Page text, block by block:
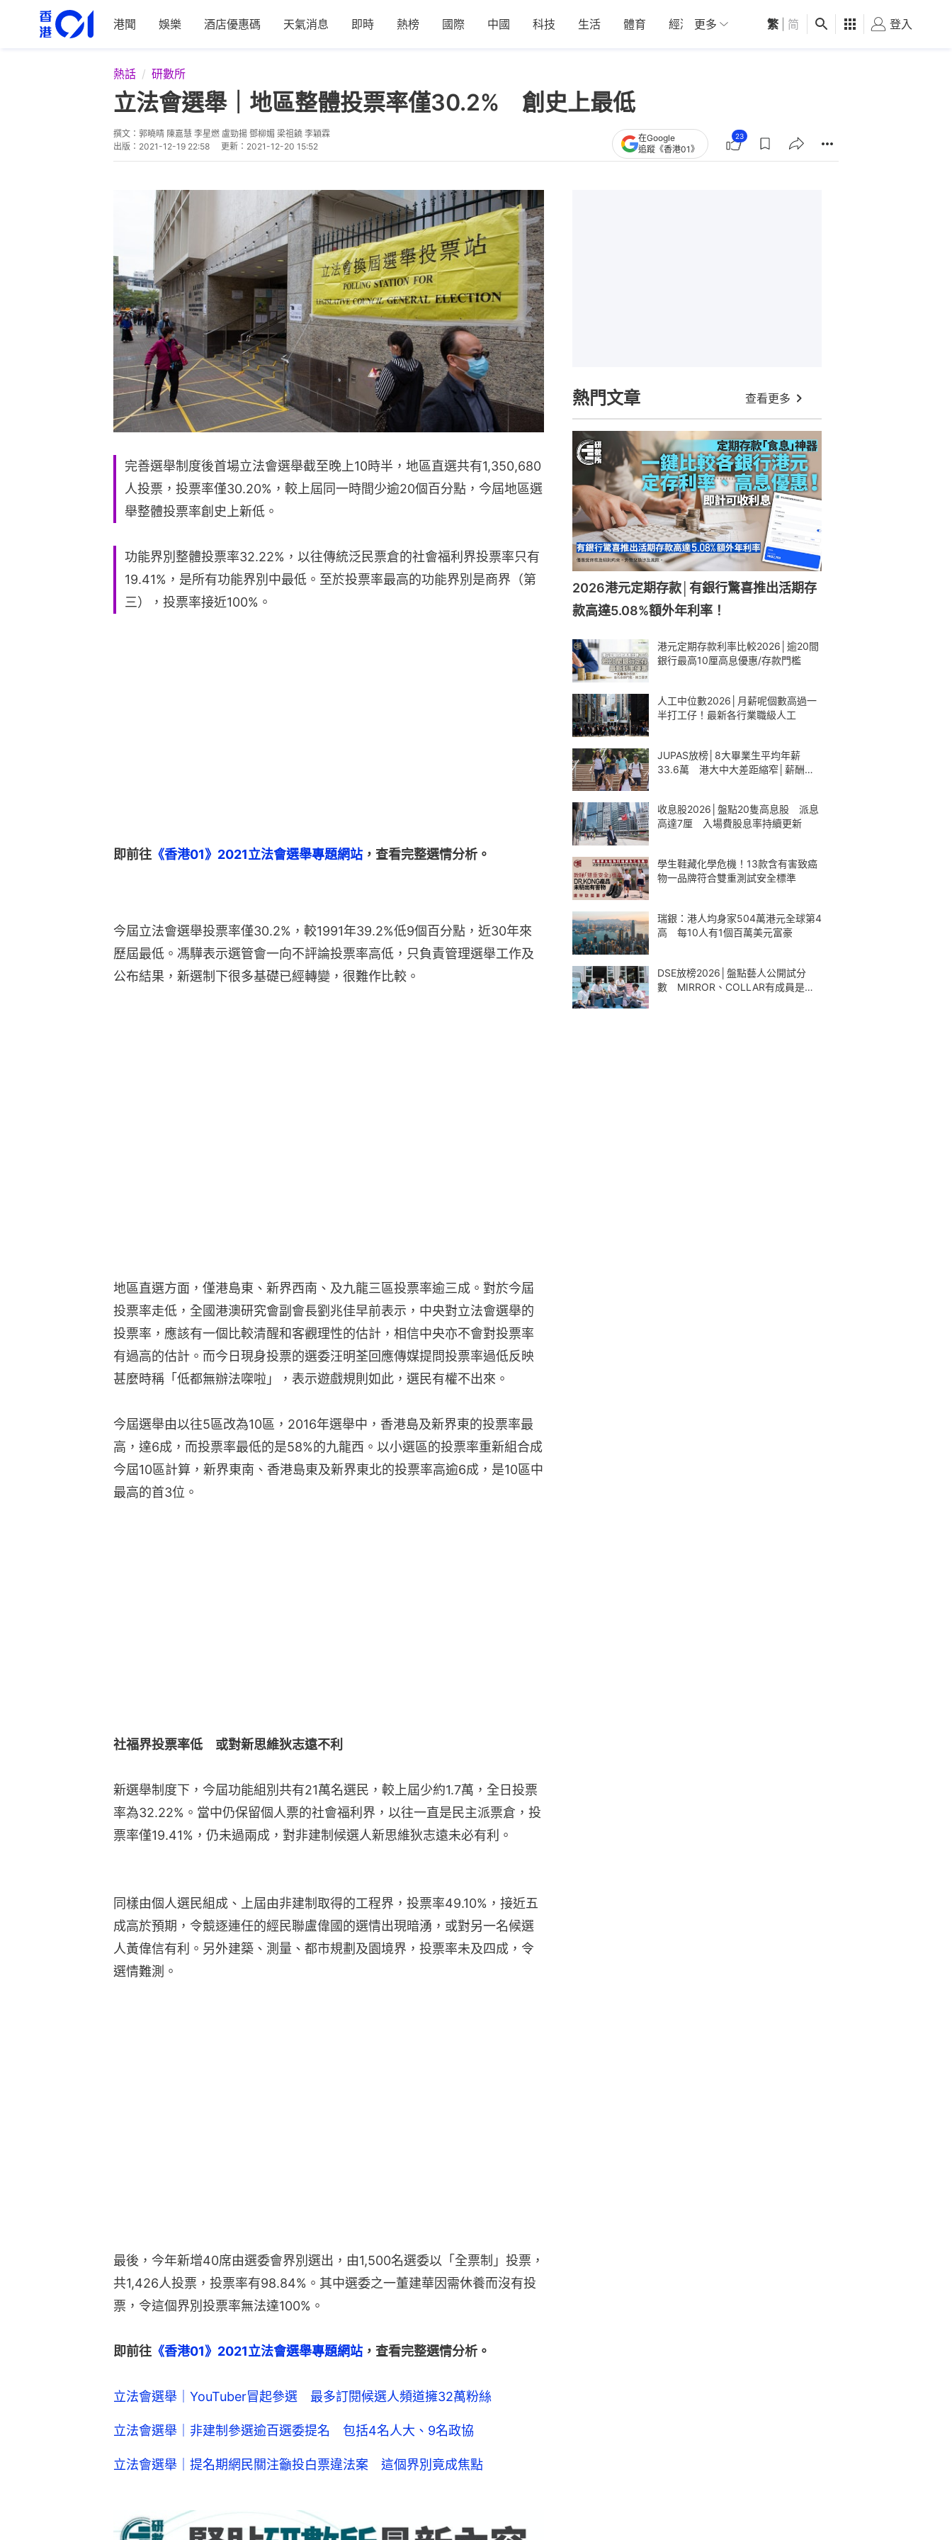
港聞 娛樂 酒店優惠碼 天氣消息 即時 熱榜 國際 中國 科技 生活 體育 經濟 01深圳 觀點 健康 好食玩飛
更多 繁 简 登入
熱話 研數所
立法會選舉｜地區整體投票率僅30.2% 創史上最低
撰文： 郭曉晴 陳嘉慧 李星燃 盧勁揚 鄧柳媚 梁祖饒 李穎霖
出版： 2021-12-19 22:58 更新： 2021-12-20 15:52
在Google
追蹤《香港01》
23
完善選舉制度後首場立法會選舉截至晚上10時半，地區直選共有1,350,680
人投票，投票率僅30.20%，較上屆同一時間少逾20個百分點，今屆地區選
舉整體投票率創史上新低。
功能界別整體投票率32.22%，以往傳統泛民票倉的社會福利界投票率只有
19.41%，是所有功能界別中最低。至於投票率最高的功能界別是商界（第
三），投票率接近100%。
即前往 《香港01》2021立法會選舉專題網站 ，查看完整選情分析。
今屆立法會選舉投票率僅30.2%，較1991年39.2%低9個百分點，近30年來
歷屆最低。馮驊表示選管會一向不評論投票率高低，只負責管理選舉工作及
公布結果，新選制下很多基礎已經轉變，很難作比較。
地區直選方面，僅港島東、新界西南、及九龍三區投票率逾三成。對於今屆
投票率走低，全國港澳研究會副會長劉兆佳早前表示，中央對立法會選舉的
投票率，應該有一個比較清醒和客觀理性的估計，相信中央亦不會對投票率
有過高的估計。而今日現身投票的選委汪明荃回應傳媒提問投票率過低反映
甚麼時稱「低都無辦法㗎啦」，表示遊戲規則如此，選民有權不出來。
今屆選舉由以往5區改為10區，2016年選舉中，香港島及新界東的投票率最
高，達6成，而投票率最低的是58%的九龍西。以小選區的投票率重新組合成
今屆10區計算，新界東南、香港島東及新界東北的投票率高逾6成，是10區中
最高的首3位。
社福界投票率低　或對新思維狄志遠不利
新選舉制度下，今屆功能組別共有21萬名選民，較上屆少約1.7萬，全日投票
率為32.22%。當中仍保留個人票的社會福利界，以往一直是民主派票倉，投
票率僅19.41%，仍未過兩成，對非建制候選人新思維狄志遠未必有利。
同樣由個人選民組成、上屆由非建制取得的工程界，投票率49.10%，接近五
成高於預期，令競逐連任的經民聯盧偉國的選情出現暗湧，或對另一名候選
人黃偉信有利。另外建築、測量、都市規劃及園境界，投票率未及四成，令
選情難測。
最後，今年新增40席由選委會界別選出，由1,500名選委以「全票制」投票，
共1,426人投票，投票率有98.84%。其中選委之一董建華因需休養而沒有投
票，令這個界別投票率無法達100%。
即前往 《香港01》2021立法會選舉專題網站 ，查看完整選情分析。
立法會選舉｜YouTuber冒起參選 最多訂閱候選人頻道擁32萬粉絲
立法會選舉｜非建制參選逾百選委提名 包括4名人大、9名政協
立法會選舉｜提名期網民關注籲投白票違法案 這個界別竟成焦點
熱門文章 查看更多
2026港元定期存款│有銀行驚喜推出活期存
款高達5.08%額外年利率！
港元定期存款利率比較2026│逾20間
銀行最高10厘高息優惠/存款門檻
人工中位數2026│月薪呢個數高過一
半打工仔！最新各行業職級人工
JUPAS放榜│8大畢業生平均年薪
33.6萬 港大中大差距縮窄│薪酬一
收息股2026│盤點20隻高息股 派息
高達7厘 入場費股息率持續更新
學生鞋藏化學危機！13款含有害致癌
物一品牌符合雙重測試安全標準
瑞銀：港人均身家504萬港元全球第4
高 每10人有1個百萬美元富豪
DSE放榜2026│盤點藝人公開試分
數 MIRROR、COLLAR有成員是學